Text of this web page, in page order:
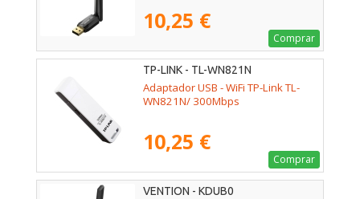
10,25 €
Comprar
TP-LINK - TL-WN821N
Adaptador USB - WiFi TP-Link TL-
WN821N/ 300Mbps
10,25 €
Comprar
VENTION - KDUB0